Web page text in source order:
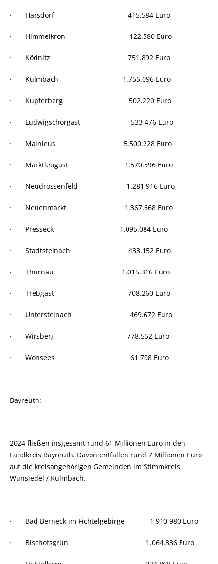
· Harsdorf 415.584 Euro
· Himmelkron 122.580 Euro
· Ködnitz 751.892 Euro
· Kulmbach 1.755.096 Euro
· Kupferberg 502.220 Euro
· Ludwigschorgast 533 476 Euro
· Mainleus 5.500.228 Euro
· Marktleugast 1.570.596 Euro
· Neudrossenfeld 1.281.916 Euro
· Neuenmarkt 1.367.668 Euro
· Presseck 1.095.084 Euro
· Stadtsteinach 433.152 Euro
· Thurnau 1.015.316 Euro
· Trebgast 708.260 Euro
· Untersteinach 469.672 Euro
· Wirsberg 778.552 Euro
· Wonsees 61 708 Euro
Bayreuth:
2024 fließen insgesamt rund 61 Millionen Euro in den
Landkreis Bayreuth. Davon entfallen rund 7 Millionen Euro
auf die kreisangehörigen Gemeinden im Stimmkreis
Wunsiedel / Kulmbach.
· Bad Berneck im Fichtelgebirge 1 910 980 Euro
· Bischofsgrün 1.064.336 Euro